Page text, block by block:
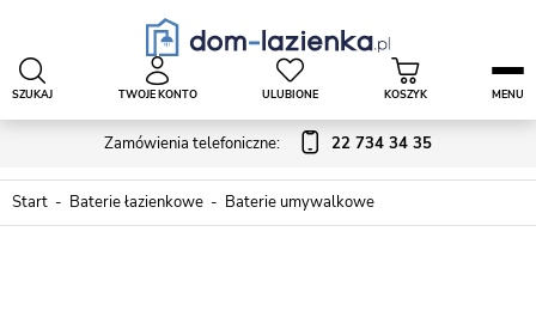
Zamówienia telefoniczne: 22 734 34 35
SZUKAJ TWOJE KONTO ULUBIONE KOSZYK MENU
Start Baterie łazienkowe Baterie umywalkowe